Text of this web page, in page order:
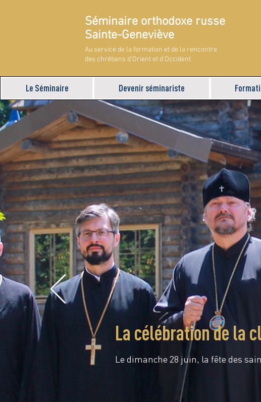
Séminaire orthodoxe russe
Sainte-Geneviève
Au service de la formation et de la rencontre
des chrétiens d'Orient et d'Occident
Le Séminaire Devenir séminariste
La célébration de la
Le dimanche 28 juin, la fête des